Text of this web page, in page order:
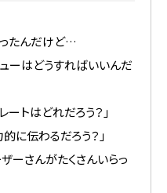
たんだけど…
ーはどうすればいいんだ
トはどれだろう？」
に伝わるだろう？」
ーさんがたくさんいらっ